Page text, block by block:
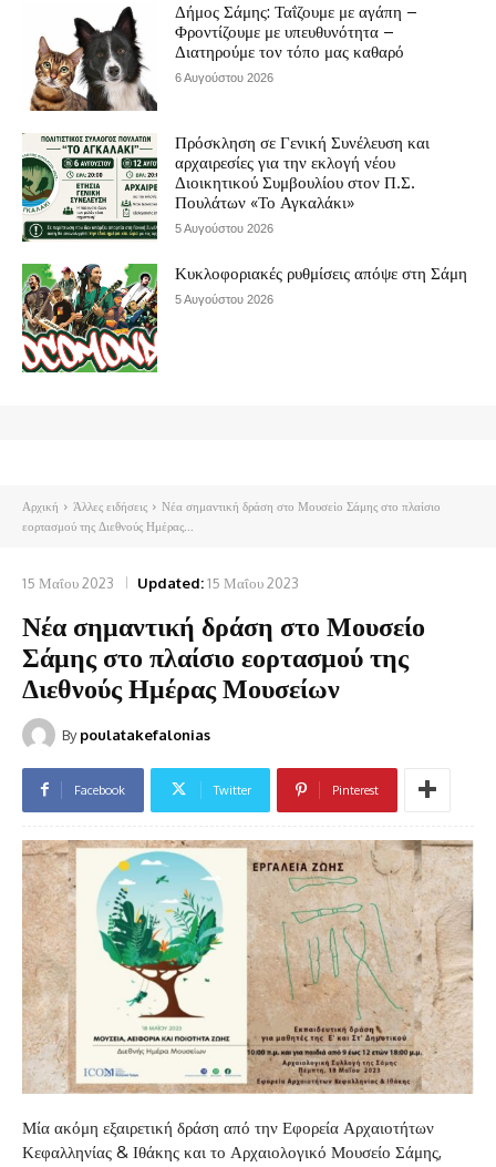
Δήμος Σάμης: Ταΐζουμε με αγάπη –
Φροντίζουμε με υπευθυνότητα –
Διατηρούμε τον τόπο μας καθαρό
6 Αυγούστου 2026
Πρόσκληση σε Γενική Συνέλευση και
αρχαιρεσίες για την εκλογή νέου
Διοικητικού Συμβουλίου στον Π.Σ.
Πουλάτων «Το Αγκαλάκι»
5 Αυγούστου 2026
Κυκλοφοριακές ρυθμίσεις απόψε στη Σάμη
5 Αυγούστου 2026